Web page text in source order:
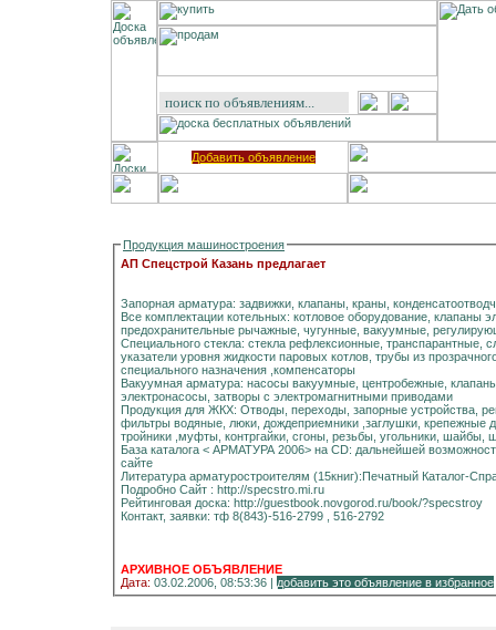
Добавить объявление
Продукция машиностроения
АП Спецстрой Казань предлагает
Запорная арматура: задвижки, клапаны, краны,
Все комплектации котельных: котловое оборудование, клапаны
предохранительные рычажные, чугунные, вакуумные,
Специального стекла: стекла рефлексионные,
указатели уровня жидкости паровых котлов, трубы из
специального назначения ,компенсаторы
Вакуумная арматура: насосы вакуумные, центробежные,
электронасосы, затворы с электромагнитными приводами
Продукция для ЖКХ: Отводы, переходы, запорные устройства,
фильтры водяные, люки, дождеприемники ,заглушки, крепежные
тройники ,муфты, контргайки, сгоны, резьбы, угольники, шайбы,
База каталога < АРМАТУРА 2006> на CD: дальнейшей
сайте
Литература арматуростроителям (15книг):Печатный Каталог-
Подробно Сайт : http://specstro.mi.ru
Рейтинговая доска: http://guestbook.novgorod.ru/book/?specstroy
Контакт, заявки: тф 8(843)-516-2799 , 516-2792
АРХИВНОЕ ОБЪЯВЛЕНИЕ
Дата: 03.02.2006, 08:53:36 | добавить это объявление в избранное